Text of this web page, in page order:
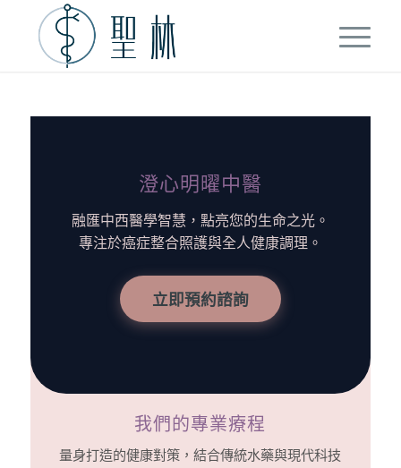
澄心明曜中醫
融匯中西醫學智慧，點亮您的生命之光。
專注於癌症整合照護與全人健康調理。
立即預約諮詢
我們的專業療程
量身打造的健康對策，結合傳統水藥與現代科技